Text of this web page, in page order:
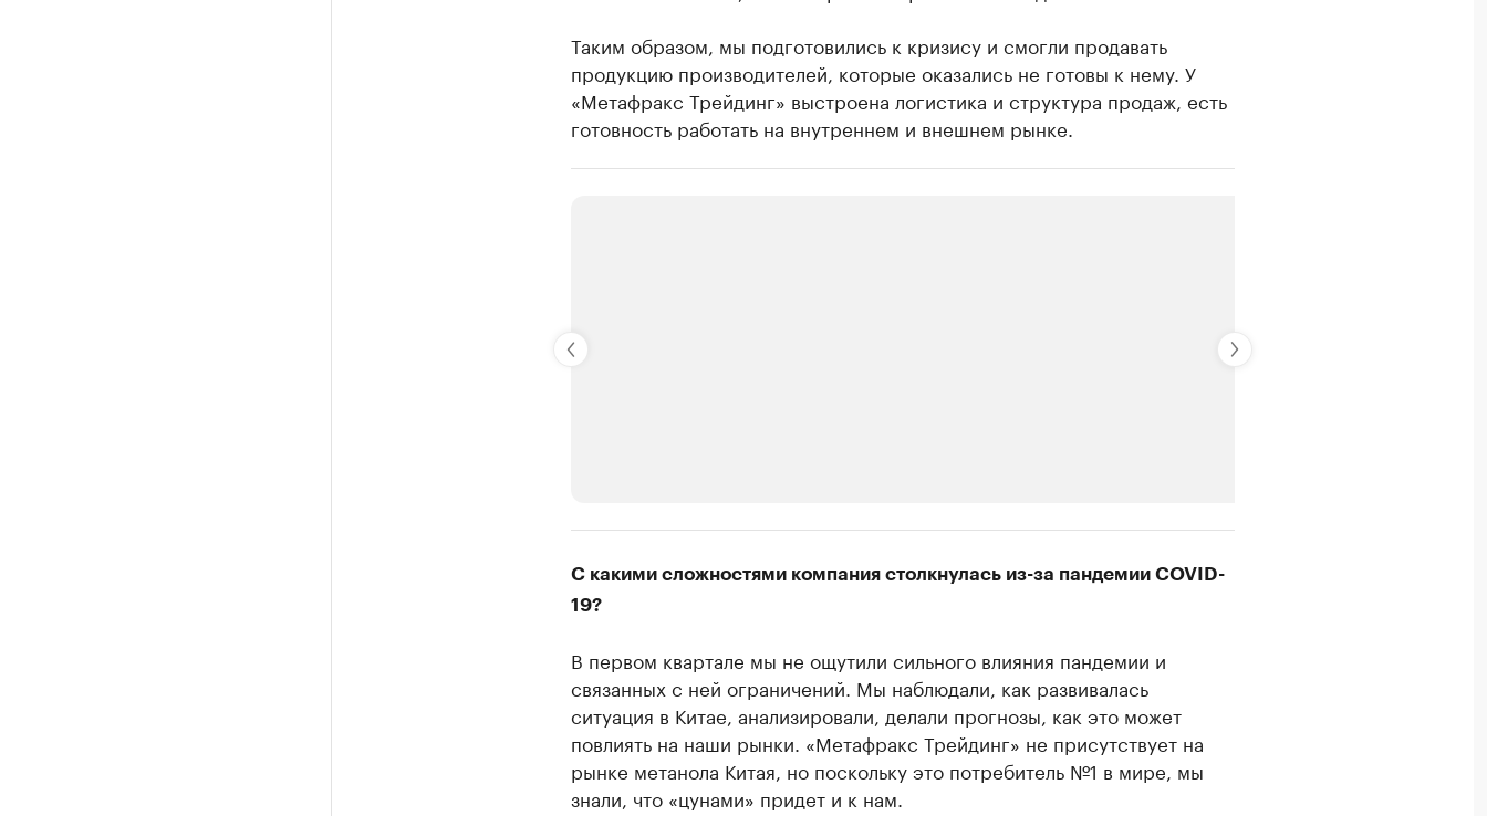
Таким образом, мы подготовились к кризису и смогли продавать
продукцию производителей, которые оказались не готовы к нему. У
«Метафракс Трейдинг» выстроена логистика и структура продаж, есть
готовность работать на внутреннем и внешнем рынке.
Крупнейшие производители и продавцы медийной продукции
С какими сложностями компания столкнулась из-за пандемии COVID-
19?
В первом квартале мы не ощутили сильного влияния пандемии и
связанных с ней ограничений. Мы наблюдали, как развивалась
ситуация в Китае, анализировали, делали прогнозы, как это может
повлиять на наши рынки. «Метафракс Трейдинг» не присутствует на
рынке метанола Китая, но поскольку это потребитель №1 в мире, мы
знали, что «цунами» придет и к нам.